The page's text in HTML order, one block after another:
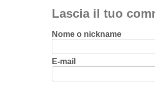
Lascia il tuo
Nome o nickname
E-mail